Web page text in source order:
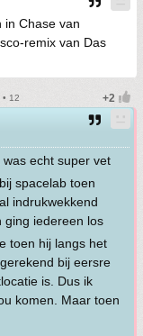
in Chase van
remix van Das
12
was echt super vet
spacelab toen
indrukwekkend
ging iedereen los
toen hij langs het
bij eersre
is. Dus ik
komen. Maar toen